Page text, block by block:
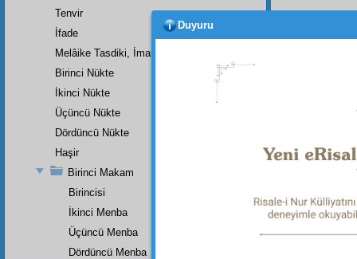
Bu
Tenvir
İfade
Melâike Tasdiki, İmanın Bir Rüknüdür
Birinci Nükte
İkinci Nükte
Üçüncü Nükte
Dördüncü Nükte
Haşir
Birinci Makam
Birincisi
İkinci Menba
Üçüncü Menba
Dördüncü Menba
Duyuru